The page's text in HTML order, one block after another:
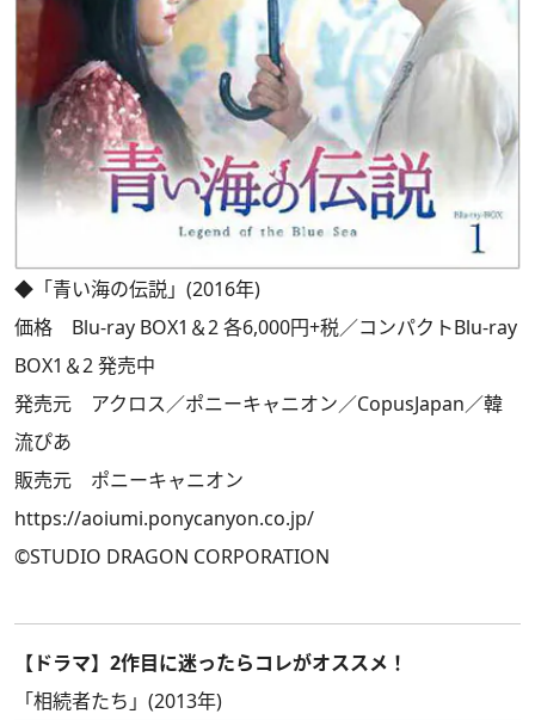
◆「青い海の伝説」(2016年)
価格 Blu-ray BOX1＆2 各6,000円+税／コンパクトBlu-ray
BOX1＆2 発売中
発売元 アクロス／ポニーキャニオン／CopusJapan／韓
流ぴあ
販売元 ポニーキャニオン
https://aoiumi.ponycanyon.co.jp/
©STUDIO DRAGON CORPORATION
【ドラマ】2作目に迷ったらコレがオススメ！
「相続者たち」(2013年)